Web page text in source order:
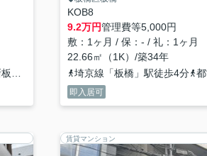
分
KOB8
9.2万円管理費等5,000円
敷：1ヶ月 / 保：- / 礼：1ヶ月
22.66㎡（1K）/築34年
埼京線「板橋」駅徒歩4分
都
即入居可
賃貸マンション